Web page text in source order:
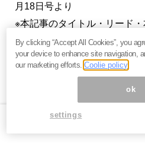
月18日号より
※本記事のタイトル・リード
MONEY VOICE編集部による
【関連】汗水垂らして働く
えない「日本国の
By clicking “Accept All Cookies”, you
your device to enhance site navigation,
our marketing efforts.Coolie policy
ok
settings